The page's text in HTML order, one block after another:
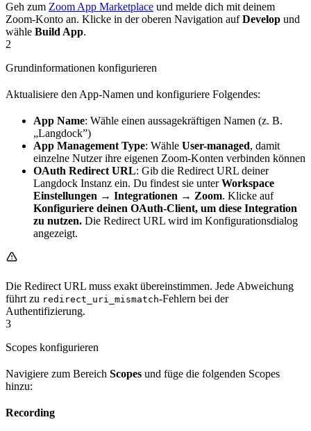
Geh zum Zoom App Marketplace und melde dich mit deinem
Zoom-Konto an. Klicke in der oberen Navigation aufDevelop und
wähle Build App.
2
Grundinformationen konfigurieren
Aktualisiere den App-Namen und konfiguriere Folgendes:
App Name: Wähle einen aussagekräftigen Namen (z. B.
„Langdock”)
App Management Type: Wähle User-managed, damit
einzelne Nutzer ihre eigenen Zoom-Konten verbinden können
OAuth Redirect URL: Gib die Redirect URL deiner
Langdock Instanz ein. Du findest sie unterWorkspace
Einstellungen → Integrationen → Zoom. Klicke auf
Konfiguriere deinen OAuth-Client, um diese Integration
zu nutzen. Die Redirect URL wird im Konfigurationsdialog
angezeigt.
Die Redirect URL muss exakt übereinstimmen. Jede Abweichung
führt zu redirect_uri_mismatch-Fehlern bei der
Authentifizierung.
3
Scopes konfigurieren
Navigiere zum Bereich Scopes und füge die folgenden Scopes
hinzu:
Recording